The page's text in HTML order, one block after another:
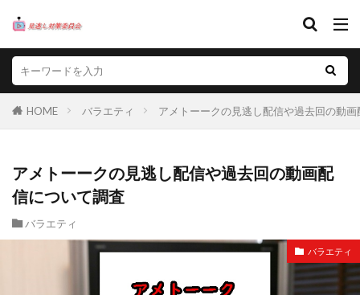
HOME バラエティ アメトーークの見逃し配信や過去回の動
アメトーークの見逃し配信や過去回の動画配
信について調査
バラエティ
バラエティ